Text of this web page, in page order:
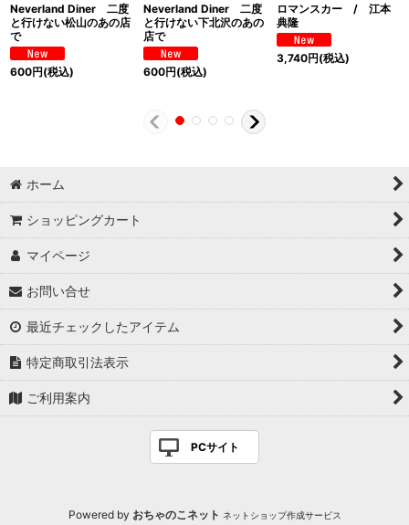
Neverland Diner 二度
と行けない松山のあの店
で
600円(税込)
Neverland Diner 二度
と行けない下北沢のあの
店で
600円(税込)
ロマンスカー / 江本
典隆
3,740円(税込)
ホーム
ショッピングカート
マイページ
お問い合せ
最近チェックしたアイテム
特定商取引法表示
ご利用案内
PCサイト
Powered by おちゃのこネット ネットショップ作成サービス